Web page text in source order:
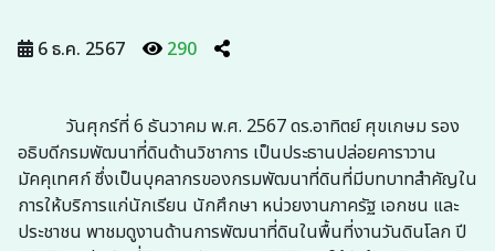
6 ธ.ค. 2567 290
วันศุกร์ที่ 6 ธันวาคม พ.ศ. 2567 ดร.อาทิตย์ ศุขเกษม รอง
อธิบดีกรมพัฒนาที่ดินด้านวิชาการ เป็นประธานปล่อยคาราวาน
มัคคุเทศก์ ซึ่งเป็นบุคลากรของกรมพัฒนาที่ดินที่มีบทบาทสำคัญใน
การให้บริการแก่นักเรียน นักศึกษา หน่วยงานภาครัฐ เอกชน และ
ประชาชน พาชมดูงานด้านการพัฒนาที่ดินในพื้นที่งานวันดินโลก ปี